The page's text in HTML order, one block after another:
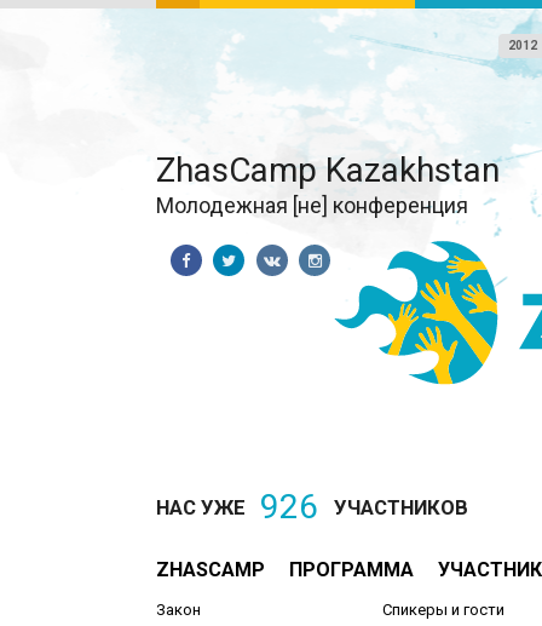
2012
ZhasCamp Kazakhstan
Молодежная [не] конференция
НАС УЖЕ 926 УЧАСТНИКОВ
ZHASCAMP ПРОГРАММА
Закон
Спикеры и гости